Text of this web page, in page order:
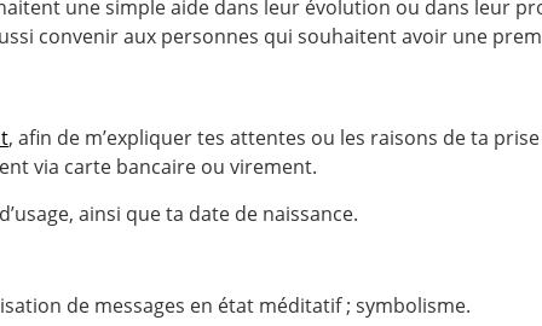
une simple aide dans leur évolution ou dans leur
convenir aux personnes qui souhaitent avoir une
, afin de m’expliquer tes attentes ou les raisons de ta
via carte bancaire ou virement.
ainsi que ta date de naissance.
de messages en état méditatif ; symbolisme.